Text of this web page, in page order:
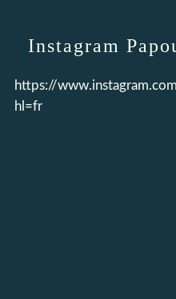
Instagram
https://
hl=fr